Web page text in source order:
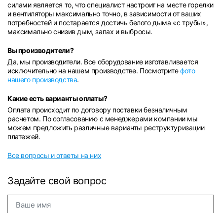
силами является то, что специалист настроит на месте горелки
и вентиляторы максимально точно, в зависимости от ваших
потребностей и постарается достичь белого дыма «с трубы»,
максимально снизив дым, запах и выбросы.
Вы производители?
Да, мы производители. Все оборудование изготавливается
исключительно на нашем производстве. Посмотритефото
нашего производства.
Какие есть варианты оплаты?
Оплата происходит по договору поставки безналичным
расчетом. По согласованию с менеджерами компании мы
можем предложить различные варианты реструктуризации
платежей.
Все вопросы и ответы на них
Задайте свой вопрос